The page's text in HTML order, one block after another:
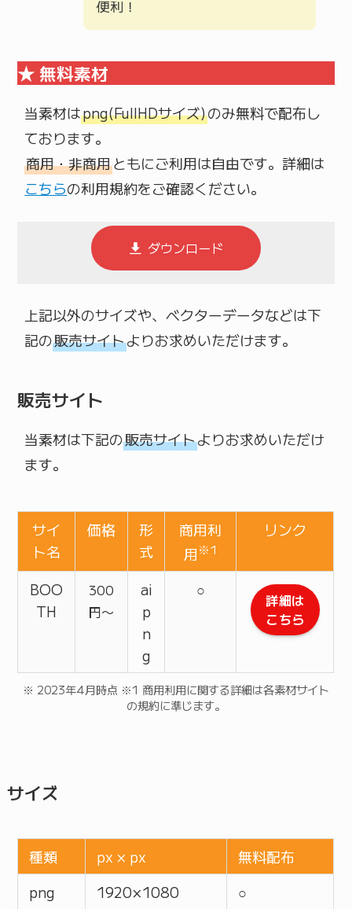
便利！
★ 無料素材
当素材はpng(FullHDサイズ)のみ無料で配布し
商用・非商用ともにご利用は自由です。詳細は
こちらの利用規約をご確認ください。
ダウンロード
上記以外のサイズや、ベクターデータなどは下
記の販売サイトよりお求めいただけます。
販売サイト
当素材は下記の販売サイトよりお求めいただけ
ます。
サイ
ト名
価格
形
式
商用利
用※1
リンク
BOO
TH
300
円〜
ai
p
n
g
○
詳細は
こちら
※ 2023年4月時点 ※1 商用利用に関する詳細は各素材サイト
の規約に準じます。
サイズ
種類 px × px
無料配布
png
1920 × 1080 ○